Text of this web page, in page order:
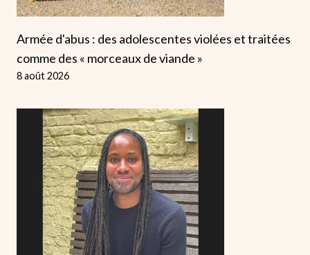
Armée d'abus : des adolescentes violées et traitées
comme des « morceaux de viande »
8 août 2026